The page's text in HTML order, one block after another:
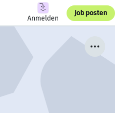
Anmelden
Job posten